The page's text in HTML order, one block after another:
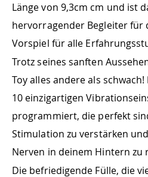
Länge von 9,3cm cm und ist
hervorragender Begleiter für
Vorspiel für alle
Trotz seines sanften
Toy alles andere als
10 einzigartigen
programmiert, die perfekt
Stimulation zu verstärken
Nerven in deinem Hintern zu
Die befriedigende Fülle, die